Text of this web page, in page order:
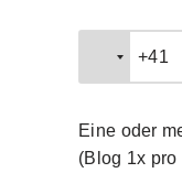
Eine oder
(Blog 1x